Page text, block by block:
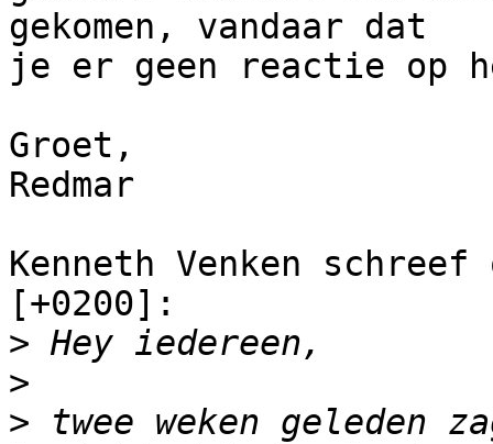
gekomen, vandaar dat
je er geen reactie op
Groet,
Redmar
Kenneth Venken
[+0200]:
>
>
> twee weken geleden